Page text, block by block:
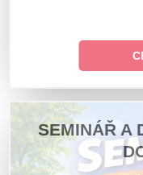
SEMINÁŘ A